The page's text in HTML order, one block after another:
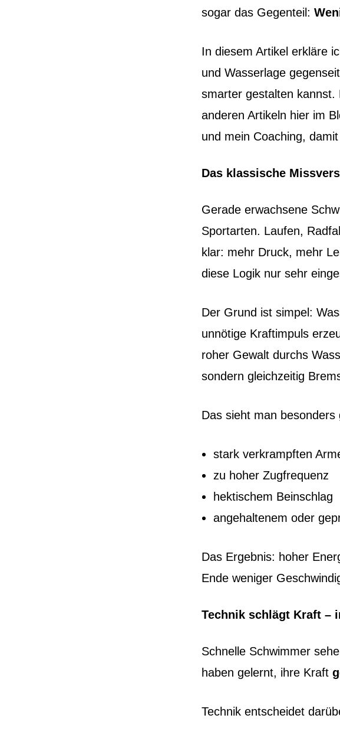
sogar das Gegenteil:
In diesem Artikel erkläre
und Wasserlage
smarter gestalten kannst.
anderen Artikeln hier im
und mein Coaching,
Das klassische
Gerade erwachsene
Sportarten. Laufen,
klar: mehr Druck, mehr
diese Logik nur sehr
Der Grund ist simpel:
unnötige Kraftimpuls
roher Gewalt durchs
sondern gleichzeitig
Das sieht man besonders
stark verkrampften
zu hoher Zugfrequenz
hektischem Beinschlag
angehaltenem oder
Das Ergebnis: hoher
Ende weniger
Technik schlägt Kraft –
Schnelle Schwimmer
haben gelernt, ihre Kraft
Technik entscheidet